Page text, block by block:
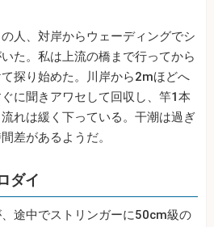
人、対岸からウェーディングでシ
た。私は上流の橋まで行ってから
探り始めた。川岸から2mほどへ
に聞きアワセして回収し、竿1本
れは緩く下っている。干潮は過ぎ
差があるようだ。
ダイ
途中でストリンガーに50cm級の